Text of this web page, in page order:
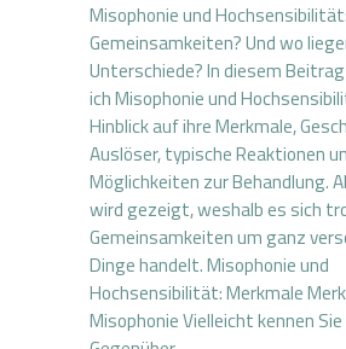
Misophonie und
Gemeinsamkeiten? Und wo
Unterschiede? In diesem
ich Misophonie und
Hinblick auf ihre Merkmale,
Auslöser, typische Reaktionen
Möglichkeiten zur Behandlung.
wird gezeigt, weshalb es sich
Gemeinsamkeiten um ganz
Dinge handelt. Misophonie und
Hochsensibilität: Merkmale
Misophonie Vielleicht kennen Sie